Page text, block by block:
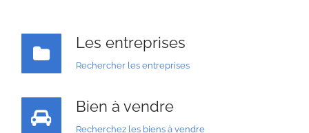
Les entreprises
Rechercher les entreprises
Bien à vendre
Recherchez les biens à vendre